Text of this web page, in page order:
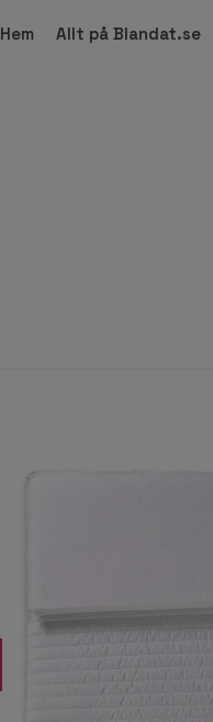
Hem Allt på Blandat.se